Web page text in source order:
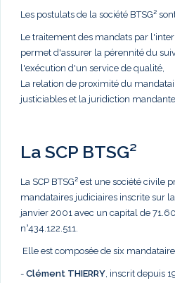
Les postulats de la société BTSG²
Le traitement des mandats par
permet d'assurer la pérennité du
l'exécution d'un service de qualité,
La relation de proximité du
justiciables et la juridiction
La SCP BTSG²
La SCP BTSG² est une société civile
mandataires judiciaires inscrite sur
janvier 2001 avec un capital de
n°434.122.511.
Elle est composée de six
- Clément THIERRY, inscrit depuis